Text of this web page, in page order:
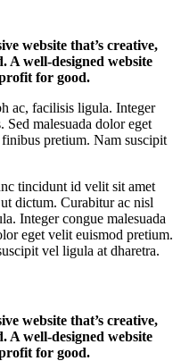
website that’s creative,
A well-designed website
for good.
ac, facilisis ligula. Integer
Sed malesuada dolor eget
pretium. Nam suscipit
tincidunt id velit sit amet
dictum. Curabitur ac nisl
Integer congue malesuada
eget velit euismod pretium.
vel ligula at dharetra.
website that’s creative,
A well-designed website
for good.